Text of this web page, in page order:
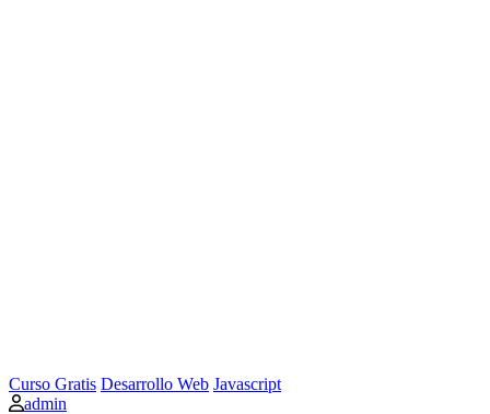
Curso Gratis Desarrollo Web Javascript
admin